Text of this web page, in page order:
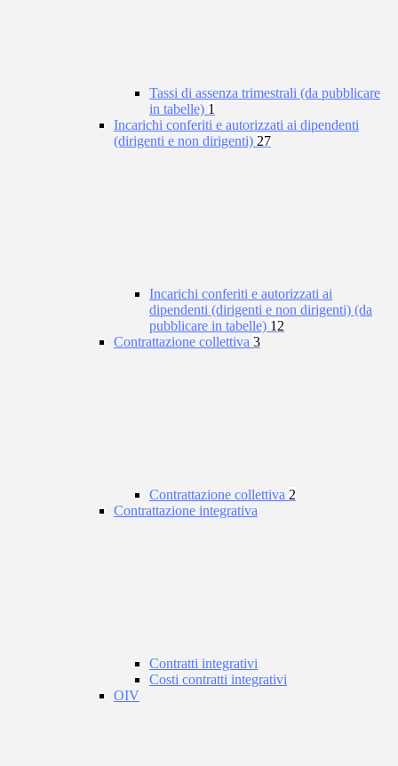
Tassi di assenza trimestrali (da pubblicare
in tabelle) 1
Incarichi conferiti e autorizzati ai dipendenti
(dirigenti e non dirigenti) 27
Incarichi conferiti e autorizzati ai
dipendenti (dirigenti e non dirigenti) (da
pubblicare in tabelle) 12
Contrattazione collettiva 3
Contrattazione collettiva 2
Contrattazione integrativa
Contratti integrativi
Costi contratti integrativi
OIV